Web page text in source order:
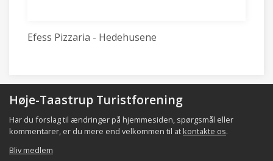
Efess Pizzaria - Hedehusene
Høje-Taastrup Turistforening
Har du forslag til ændringer på hjemmesiden, spørgsmål eller
kommentarer, er du mere end velkommen til at kontakte os.
Bliv medlem